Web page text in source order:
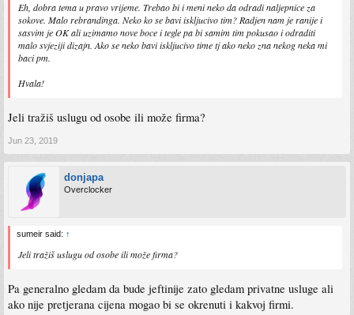
Eh, dobra tema u pravo vrijeme. Trebao bi i meni neko da odradi naljepnice za
sokove. Malo rebrandinga. Neko ko se bavi iskljucivo tim? Radjen nam je ranije i
sasvim je OK ali uzimamo nove boce i tegle pa bi samim tim pokusao i odraditi
malo svjeziji dizajn. Ako se neko bavi iskljucivo time tj ako neko zna nekog neka mi
baci pm.
Hvala!
Jeli tražiš uslugu od osobe ili može firma?
Jun 23, 2019
donjapa
Overclocker
sumeir said: ↑
Jeli tražiš uslugu od osobe ili može firma?
Pa generalno gledam da bude jeftinije zato gledam privatne usluge ali
ako nije pretjerana cijena mogao bi se okrenuti i kakvoj firmi.